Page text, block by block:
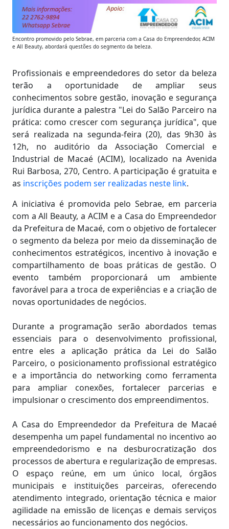
Encontro promovido pelo Sebrae, em parceria com a Casa do Empreendedor, ACIM
e All Beauty, abordará questões do segmento da beleza.
Profissionais e empreendedores do setor da beleza
terão a oportunidade de ampliar seus
conhecimentos sobre gestão, inovação e segurança
jurídica durante a palestra "Lei do Salão Parceiro na
prática: como crescer com segurança jurídica", que
será realizada na segunda-feira (20), das 9h30 às
12h, no auditório da Associação Comercial e
Industrial de Macaé (ACIM), localizado na Avenida
Rui Barbosa, 270, Centro. A participação é gratuita e
as inscrições podem ser realizadas neste link.
A iniciativa é promovida pelo Sebrae, em parceria
com a All Beauty, a ACIM e a Casa do Empreendedor
da Prefeitura de Macaé, com o objetivo de fortalecer
o segmento da beleza por meio da disseminação de
conhecimentos estratégicos, incentivo à inovação e
compartilhamento de boas práticas de gestão. O
evento também proporcionará um ambiente
favorável para a troca de experiências e a criação de
novas oportunidades de negócios.
Durante a programação serão abordados temas
essenciais para o desenvolvimento profissional,
entre eles a aplicação prática da Lei do Salão
Parceiro, o posicionamento profissional estratégico
e a importância do networking como ferramenta
para ampliar conexões, fortalecer parcerias e
impulsionar o crescimento dos empreendimentos.
A Casa do Empreendedor da Prefeitura de Macaé
desempenha um papel fundamental no incentivo ao
empreendedorismo e na desburocratização dos
processos de abertura e regularização de empresas.
O espaço reúne, em um único local, órgãos
municipais e instituições parceiras, oferecendo
atendimento integrado, orientação técnica e maior
agilidade na emissão de licenças e demais serviços
necessários ao funcionamento dos negócios.